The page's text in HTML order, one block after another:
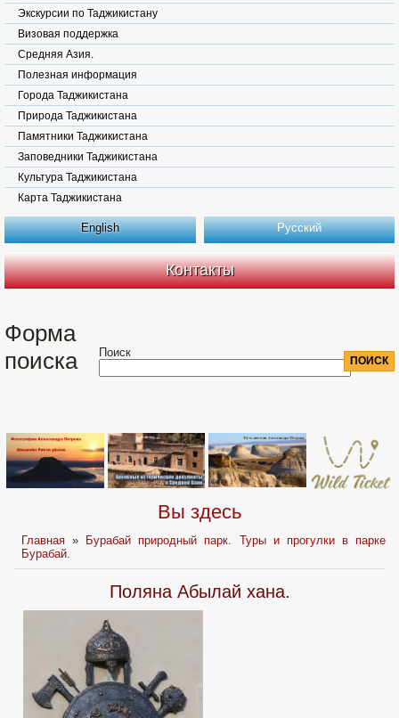
Экскурсии по Таджикистану
Визовая поддержка
Средняя Азия.
Полезная информация
Города Таджикистана
Природа Таджикистана
Памятники Таджикистана
Заповедники Таджикистана
Культура Таджикистана
Карта Таджикистана
English Русский
Контакты
Форма
поиска
Поиск
Вы здесь
Главная »
Бурабай природный парк. Туры и прогулки в парке
Бурабай.
Поляна Абылай хана.